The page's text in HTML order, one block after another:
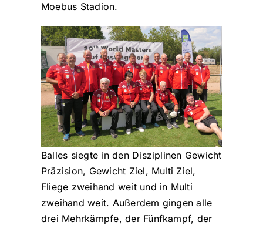
Moebus Stadion.
Balles siegte in den Disziplinen Gewicht
Präzision, Gewicht Ziel, Multi Ziel,
Fliege zweihand weit und in Multi
zweihand weit. Außerdem gingen alle
drei Mehrkämpfe, der Fünfkampf, der